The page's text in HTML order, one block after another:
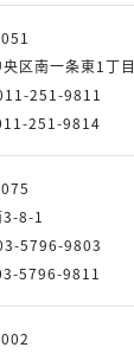
区南一条東1丁目
251-9811
251-9814
3-8-1
5796-9803
5796-9811